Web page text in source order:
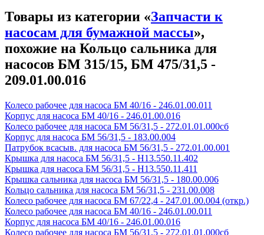
Товары из категории «Запчасти к
насосам для бумажной массы»,
похожие на Кольцо сальника для
насосов БМ 315/15, БМ 475/31,5 -
209.01.00.016
Колесо рабочее для насоса БМ 40/16 - 246.01.00.011
Корпус для насоса БМ 40/16 - 246.01.00.016
Колесо рабочее для насоса БМ 56/31,5 - 272.01.01.000сб
Корпус для насоса БМ 56/31,5 - 183.00.004
Патрубок всасыв. для насоса БМ 56/31,5 - 272.01.00.001
Крышка для насоса БМ 56/31,5 - Н13.550.11.402
Крышка для насоса БМ 56/31,5 - Н13.550.11.411
Крышка сальника для насоса БМ 56/31,5 - 180.00.006
Кольцо сальника для насоса БМ 56/31,5 - 231.00.008
Колесо рабочее для насоса БМ 67/22,4 - 247.01.00.004 (откр.)
Колесо рабочее для насоса БМ 40/16 - 246.01.00.011
Корпус для насоса БМ 40/16 - 246.01.00.016
Колесо рабочее для насоса БМ 56/31,5 - 272.01.01.000сб